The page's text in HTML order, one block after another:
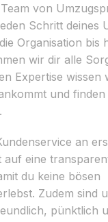
von
Schritt deines
Organisation bis
wir dir alle
Expertise wissen
und finden
an
auf eine
du keine bösen
Zudem sind
pünktlich